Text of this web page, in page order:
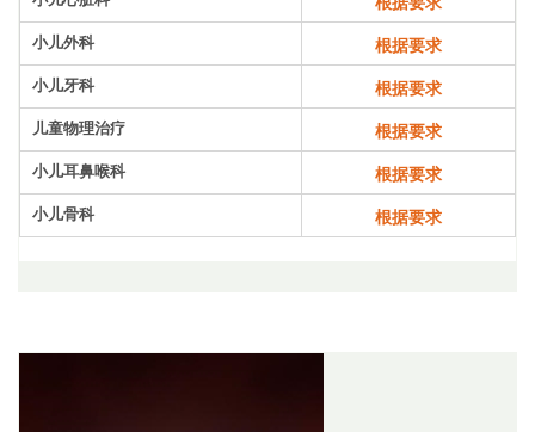
小儿外科 根据要求
小儿牙科 根据要求
儿童物理治疗 根据要求
小儿耳鼻喉科 根据要求
小儿骨科 根据要求